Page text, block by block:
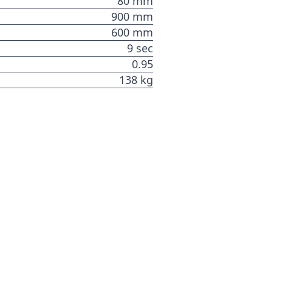
900 mm
600 mm
9 sec
0.95
138 kg